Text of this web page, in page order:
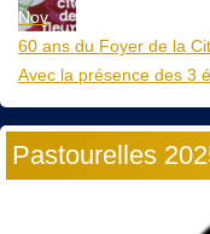
Nov
60 ans du Foyer de la
Avec la présence des 3
Pastourelles